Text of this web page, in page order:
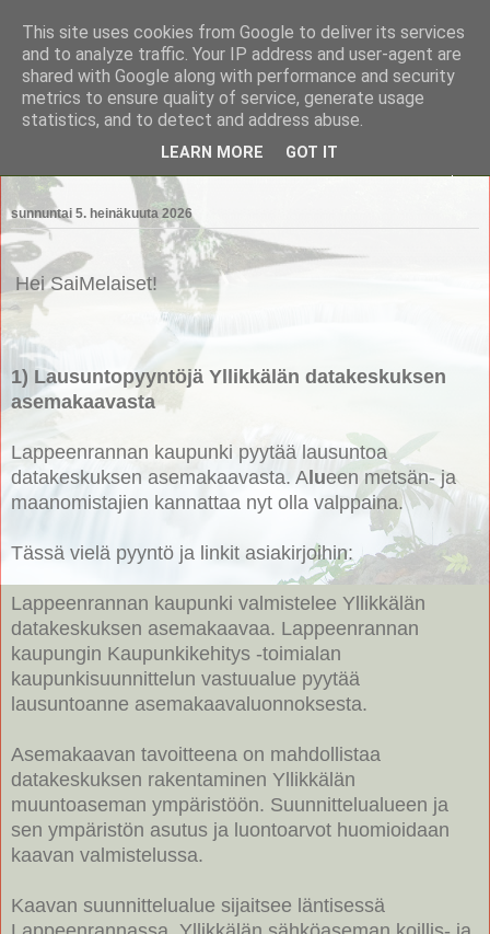
Saimaan Metsänomistajat
Saimaan Metsänomistajat
sunnuntai 5. heinäkuuta 2026
Hei SaiMelaiset!
1) Lausuntopyyntöjä Yllikkälän datakeskuksen
asemakaavasta
Lappeenrannan kaupunki pyytää lausuntoa
datakeskuksen asemakaavasta. Alueen metsän- ja
maanomistajien kannattaa nyt olla valppaina.
Tässä vielä pyyntö ja linkit asiakirjoihin:
Lappeenrannan kaupunki valmistelee Yllikkälän
datakeskuksen asemakaavaa. Lappeenrannan
kaupungin Kaupunkikehitys -toimialan
kaupunkisuunnittelun vastuualue pyytää
lausuntoanne asemakaavaluonnoksesta.
Asemakaavan tavoitteena on mahdollistaa
datakeskuksen rakentaminen Yllikkälän
muuntoaseman ympäristöön. Suunnittelualueen ja
sen ympäristön asutus ja luontoarvot huomioidaan
kaavan valmistelussa.
Kaavan suunnittelualue sijaitsee läntisessä
This site uses cookies from Google to deliver its services
and to analyze traffic. Your IP address and user-agent are
shared with Google along with performance and security
metrics to ensure quality of service, generate usage
statistics, and to detect and address abuse.
LEARN MORE GOT IT